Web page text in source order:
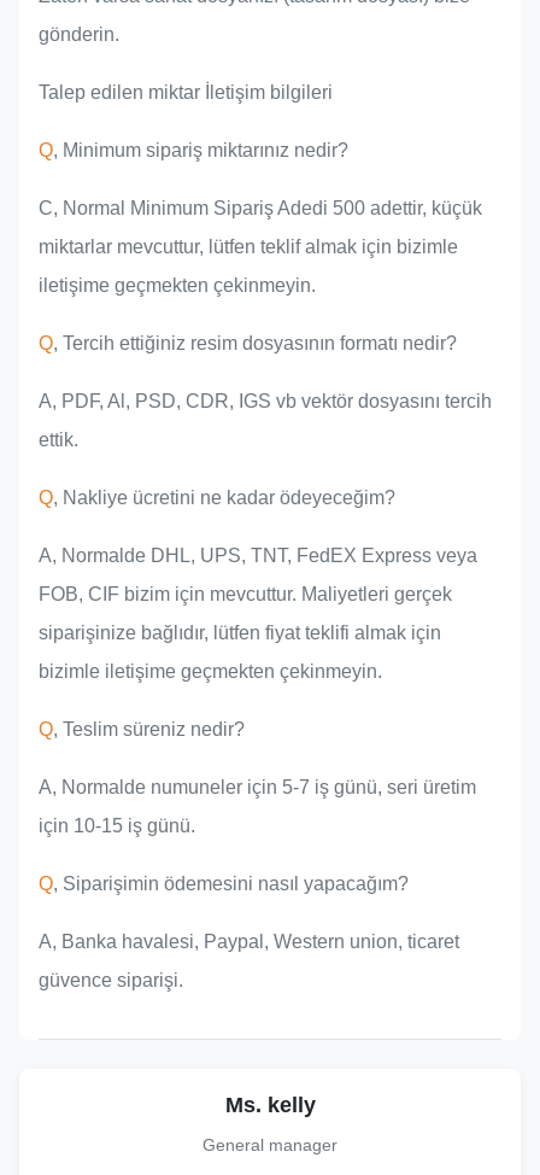
gönderin.
Talep edilen miktar İletişim bilgileri
Q, Minimum sipariş miktarınız nedir?
C, Normal Minimum Sipariş Adedi 500 adettir, küçük
miktarlar mevcuttur, lütfen teklif almak için bizimle
iletişime geçmekten çekinmeyin.
Q, Tercih ettiğiniz resim dosyasının formatı nedir?
A, PDF, Al, PSD, CDR, IGS vb vektör dosyasını tercih
ettik.
Q, Nakliye ücretini ne kadar ödeyeceğim?
A, Normalde DHL, UPS, TNT, FedEX Express veya
FOB, CIF bizim için mevcuttur. Maliyetleri gerçek
siparişinize bağlıdır, lütfen fiyat teklifi almak için
bizimle iletişime geçmekten çekinmeyin.
Q, Teslim süreniz nedir?
A, Normalde numuneler için 5-7 iş günü, seri üretim
için 10-15 iş günü.
Q, Siparişimin ödemesini nasıl yapacağım?
A, Banka havalesi, Paypal, Western union, ticaret
güvence siparişi.
Ms. kelly
General manager